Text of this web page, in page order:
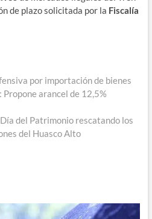
de plazo solicitada por la Fiscalía
por importación de bienes
arancel de 12,5%
del Patrimonio rescatando los
del Huasco Alto